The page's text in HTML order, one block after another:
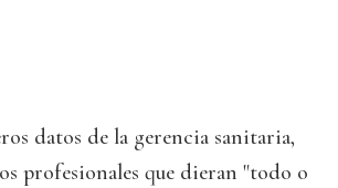
datos de la gerencia sanitaria,
profesionales que dieran "todo o